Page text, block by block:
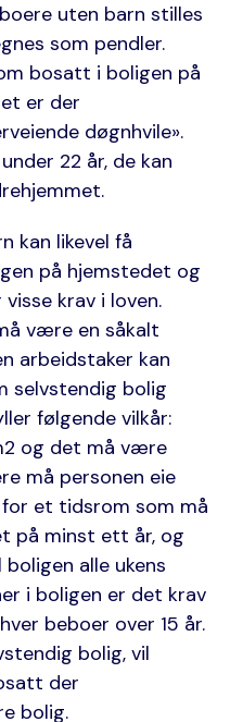
uten barn stilles
som pendler.
bosatt i boligen på
er der
døgnhvile».
22 år, de kan
kan likevel få
på hjemstedet og
krav i loven.
være en såkalt
arbeidstaker kan
selvstendig bolig
følgende vilkår:
og det må være
må personen eie
et tidsrom som må
på minst ett år, og
alle ukens
i boligen er det krav
beboer over 15 år.
bolig, vil
der
bolig.